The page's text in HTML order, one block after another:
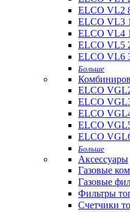
ELCO VL2
ELCO VL3
ELCO VL4
ELCO VL5
ELCO VL6
Больше
ELCO
ELCO
ELCO
ELCO
ELCO
Больше
Аксессуары
Газовые
Газовые
Фильтры
Счетчики